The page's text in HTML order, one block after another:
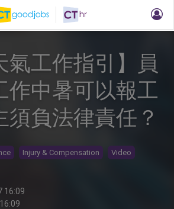
氣工作指引】員
作中暑可以報工
須負法律責任？
Injury & Compensation Video
16:09